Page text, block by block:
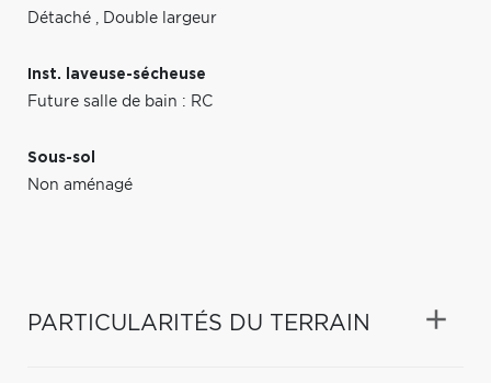
Détaché , Double largeur
Inst. laveuse-sécheuse
Future salle de bain : RC
Sous-sol
Non aménagé
PARTICULARITÉS DU TERRAIN